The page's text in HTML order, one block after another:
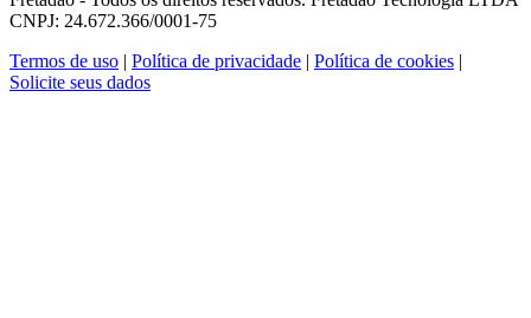
CNPJ: 24.672.366/0001-75
Termos de uso | Política de privacidade | Política de cookies |
Solicite seus dados